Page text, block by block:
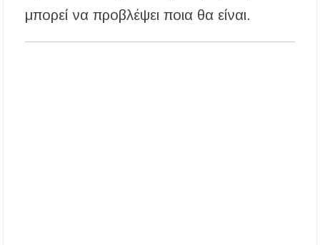
Χαλκιδική: Άμεση η κατάσβεση πυρκαγιάς σε
χαμηλή βλάστηση στην περιοχή του Πόρτο
μπορεί να προβλέψει ποια θα είναι.